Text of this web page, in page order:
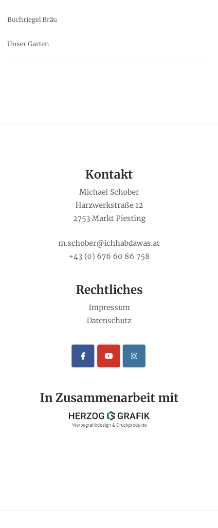
Buchriegel Bräu
Unser Garten
Kontakt
Michael Schober
Harzwerkstraße 12
2753 Markt Piesting
m.schober@ichhabdawas.at
+43 (0) 676 60 86 758
Rechtliches
Impressum
Datenschutz
In Zusammenarbeit mit